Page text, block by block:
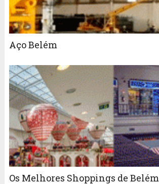
Aço Belém
Os Melhores Shoppings de Belém